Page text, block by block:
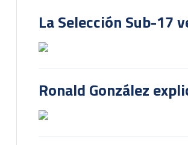
La Selección Sub-17
Ronald González